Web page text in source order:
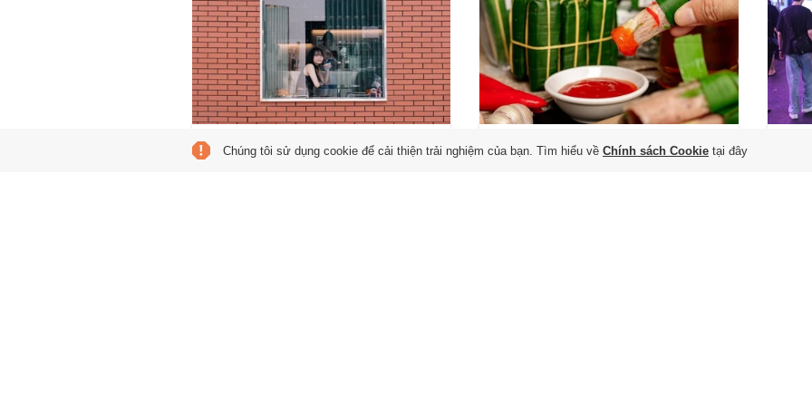
Báo Mỹ lý giải sức hút
Món ăn Việt đậm vị tỏi ớt
Chúng tôi sử dụng cookie để cải thiện trải nghiệm của bạn. Tìm hiểu về Chính sách Cookie tại đây